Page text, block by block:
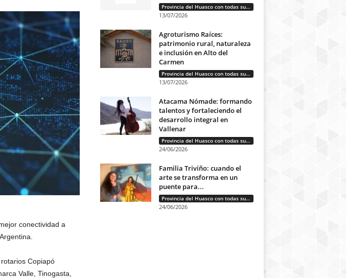
conectividad a
Argentina
Copiapó
Valle, Tinogasta,
Provincia del Huasco con todas sus letras: Historias que unen cultura, diversidad e identidad
13/07/2026
Agroturismo Raíces:
patrimonio rural, naturaleza
e inclusión en Alto del
Carmen
Provincia del Huasco con todas sus letras: Historias que unen cultura, diversidad e identidad
13/07/2026
Atacama Nómade: formando
talentos y fortaleciendo el
desarrollo integral en
Vallenar
Provincia del Huasco con todas sus letras: Historias que unen cultura, diversidad e identidad
24/06/2026
Familia Triviño: cuando el
arte se transforma en un
puente para...
Provincia del Huasco con todas sus letras: Historias que unen cultura, diversidad e identidad
24/06/2026